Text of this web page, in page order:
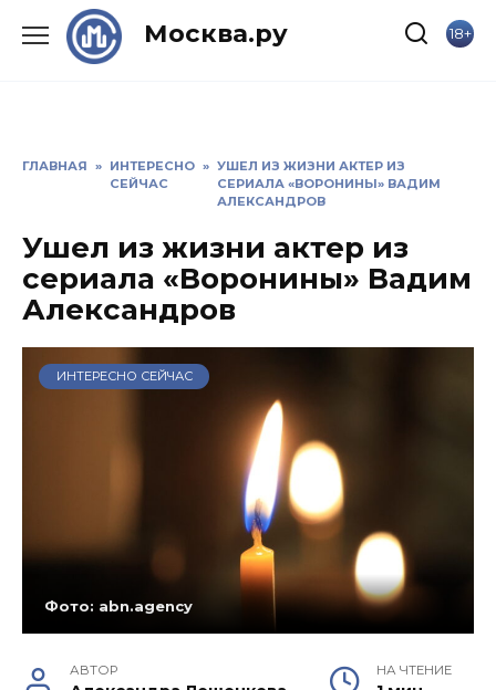
Москва.ру 18+
ГЛАВНАЯ » ИНТЕРЕСНО
СЕЙЧАС
» УШЕЛ ИЗ ЖИЗНИ АКТЕР ИЗ
СЕРИАЛА «ВОРОНИНЫ» ВАДИМ
АЛЕКСАНДРОВ
Ушел из жизни актер из
сериала «Воронины» Вадим
Александров
ИНТЕРЕСНО СЕЙЧАС
Фото: abn.agency
АВТОР НА ЧТЕНИЕ